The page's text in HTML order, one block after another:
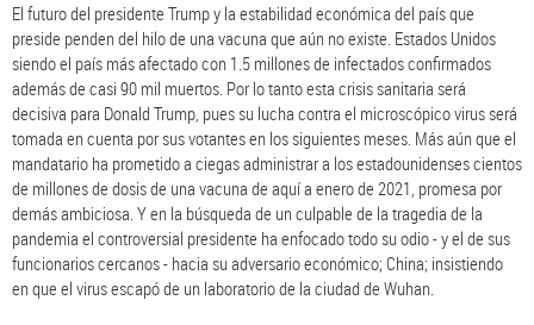
El futuro del presidente Trump y la estabilidad económica del país que
preside penden del hilo de una vacuna que aún no existe. Estados Unidos
siendo el país más afectado con 1.5 millones de infectados confirmados
además de casi 90 mil muertos. Por lo tanto esta crisis sanitaria será
decisiva para Donald Trump, pues su lucha contra el microscópico virus será
tomada en cuenta por sus votantes en los siguientes meses. Más aún que el
mandatario ha prometido a ciegas administrar a los estadounidenses cientos
de millones de dosis de una vacuna de aquí a enero de 2021, promesa por
demás ambiciosa. Y en la búsqueda de un culpable de la tragedia de la
pandemia el controversial presidente ha enfocado todo su odio - y el de sus
funcionarios cercanos - hacia su adversario económico; China; insistiendo
en que el virus escapó de un laboratorio de la ciudad de Wuhan.